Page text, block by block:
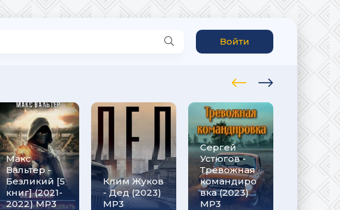
Войти
Макс
Вальтер -
Безликий [5
книг] (2021-
2022) МР3
Клим Жуков
- Дед (2023)
MP3
Сергей
Устюгов -
Тревожная
командиро
вка (2023)
МР3